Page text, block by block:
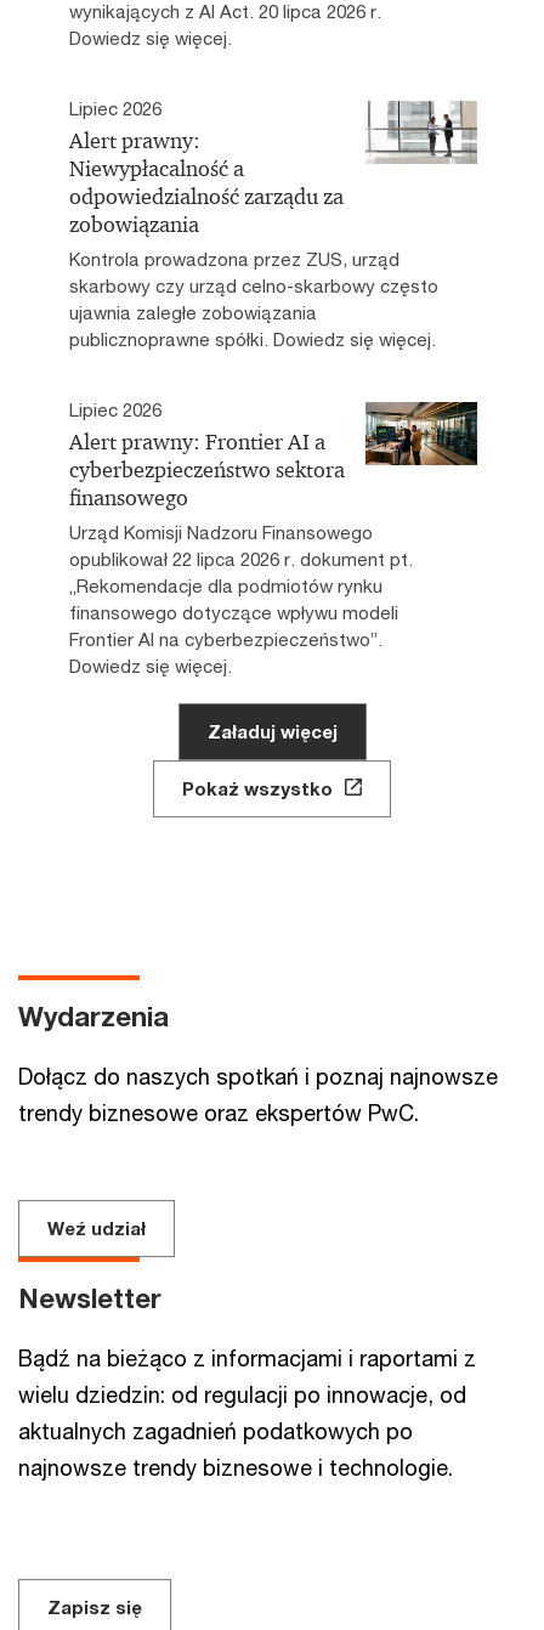
wynikających z AI Act. 20 lipca 2026 r.
Dowiedz się więcej.
Lipiec 2026
Alert prawny:
Niewypłacalność a
odpowiedzialność zarządu za
zobowiązania
Kontrola prowadzona przez ZUS, urząd
skarbowy czy urząd celno-skarbowy często
ujawnia zaległe zobowiązania
publicznoprawne spółki. Dowiedz się więcej.
Lipiec 2026
Alert prawny: Frontier AI a
cyberbezpieczeństwo sektora
finansowego
Urząd Komisji Nadzoru Finansowego
opublikował 22 lipca 2026 r. dokument pt.
„Rekomendacje dla podmiotów rynku
finansowego dotyczące wpływu modeli
Frontier AI na cyberbezpieczeństwo”.
Dowiedz się więcej.
Załaduj więcej
Pokaż wszystko
Wydarzenia
Dołącz do naszych spotkań i poznaj najnowsze
trendy biznesowe oraz ekspertów PwC.
Weź udział
Newsletter
Bądź na bieżąco z informacjami i raportami z
wielu dziedzin: od regulacji po innowacje, od
aktualnych zagadnień podatkowych po
najnowsze trendy biznesowe i technologie.
Zapisz się